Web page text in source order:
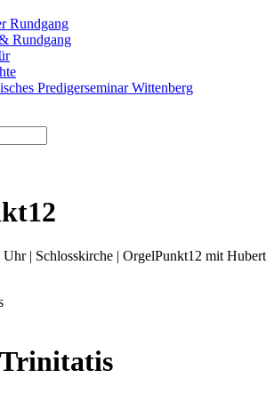
Rundgang
Rundgang
Predigerseminar Wittenberg
| Schlosskirche | OrgelPunkt12 mit Hubert
Trinitatis